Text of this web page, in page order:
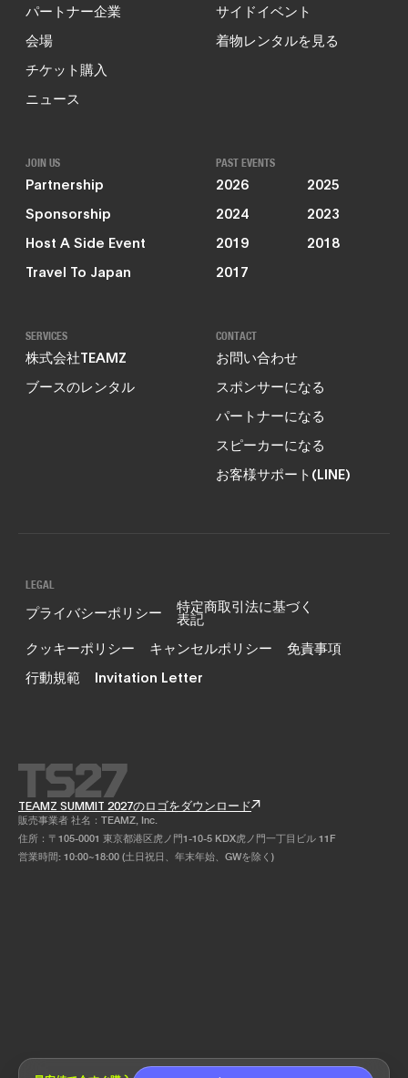
パートナー企業
会場
チケット購入
ニュース
サイドイベント
着物レンタルを見る
JOIN US
Partnership
Sponsorship
Host A Side Event
Travel To Japan
PAST EVENTS
2026
2025
2024
2023
2019
2018
2017
SERVICES
株式会社TEAMZ
ブースのレンタル
CONTACT
お問い合わせ
スポンサーになる
パートナーになる
スピーカーになる
お客様サポート(LINE)
LEGAL
プライバシーポリシー 特定商取引法に基づく
表記
クッキーポリシー
キャンセルポリシー
免責事項
行動規範
Invitation Letter
TEAMZ SUMMIT 2027のロゴをダウンロード
販売事業者 社名：TEAMZ, Inc.
住所：〒105-0001 東京都港区虎ノ門1-10-5 KDX虎ノ門一丁目ビル 11F
営業時間: 10:00~18:00 (土日祝日、年末年始、GWを除く)